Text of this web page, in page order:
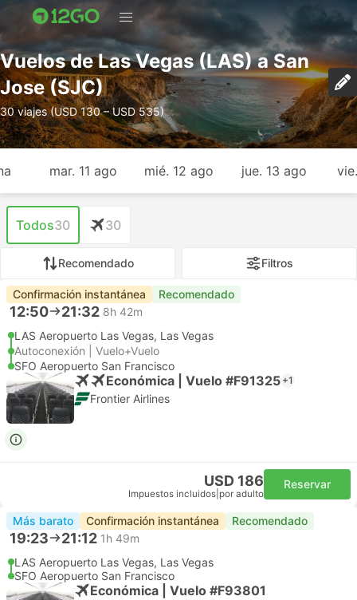
Vuelos de Las Vegas (LAS) a San
Jose (SJC)
30 viajes (USD 130 – USD 535)
mar. 11 ago mié. 12 ago jue. 13 ago
Todos30 30
Recomendado Filtros
Confirmación instantánea Recomendado
12:50 21:32 8h 42m
LAS Aeropuerto Las Vegas, Las Vegas
Autoconexión | Vuelo+Vuelo
SFO Aeropuerto San Francisco
Económica | Vuelo #F91325 +1
Frontier Airlines
USD 186
Impuestos incluidos por adulto
Reservar
Más barato Confirmación instantánea Recomendado
19:23 21:12 1h 49m
LAS Aeropuerto Las Vegas, Las Vegas
SFO Aeropuerto San Francisco
Económica | Vuelo #F93801